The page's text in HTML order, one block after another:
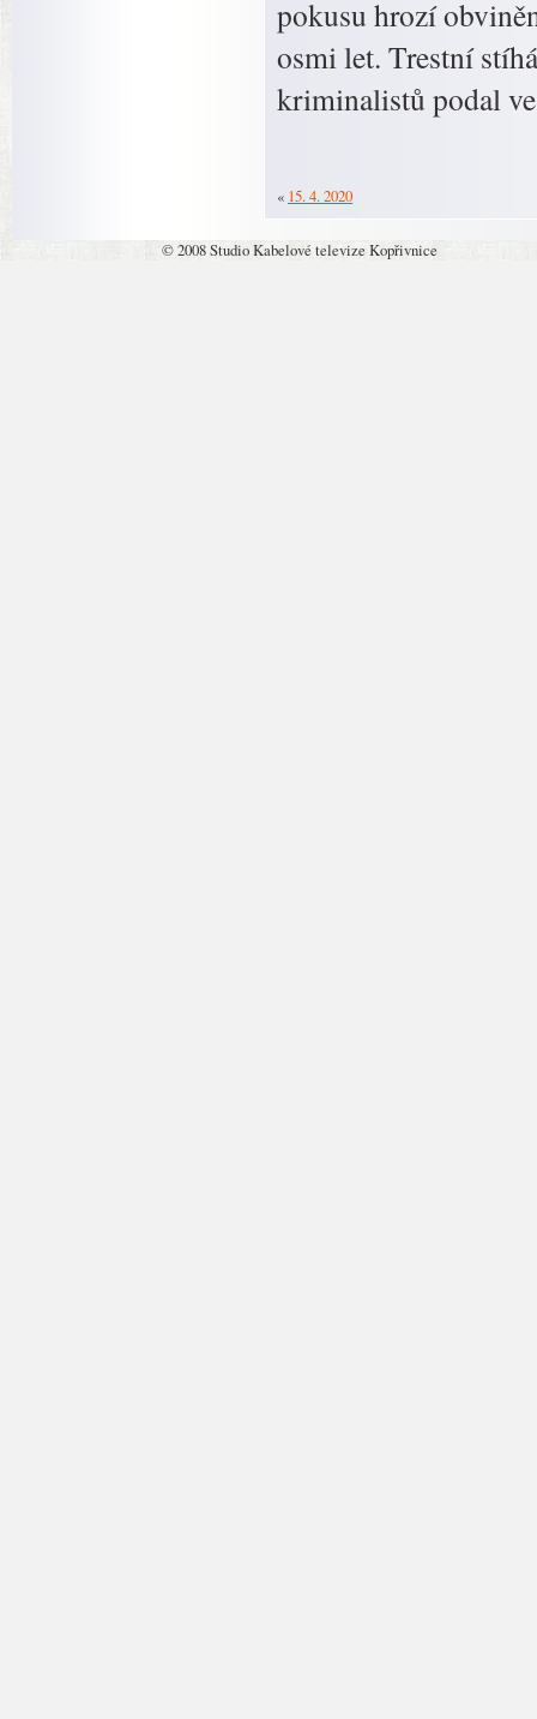
pokusu hrozí
osmi let. Trestní
kriminalistů podal
« 15. 4. 2020
© 2008 Studio Kabelové televize Kopřivnice